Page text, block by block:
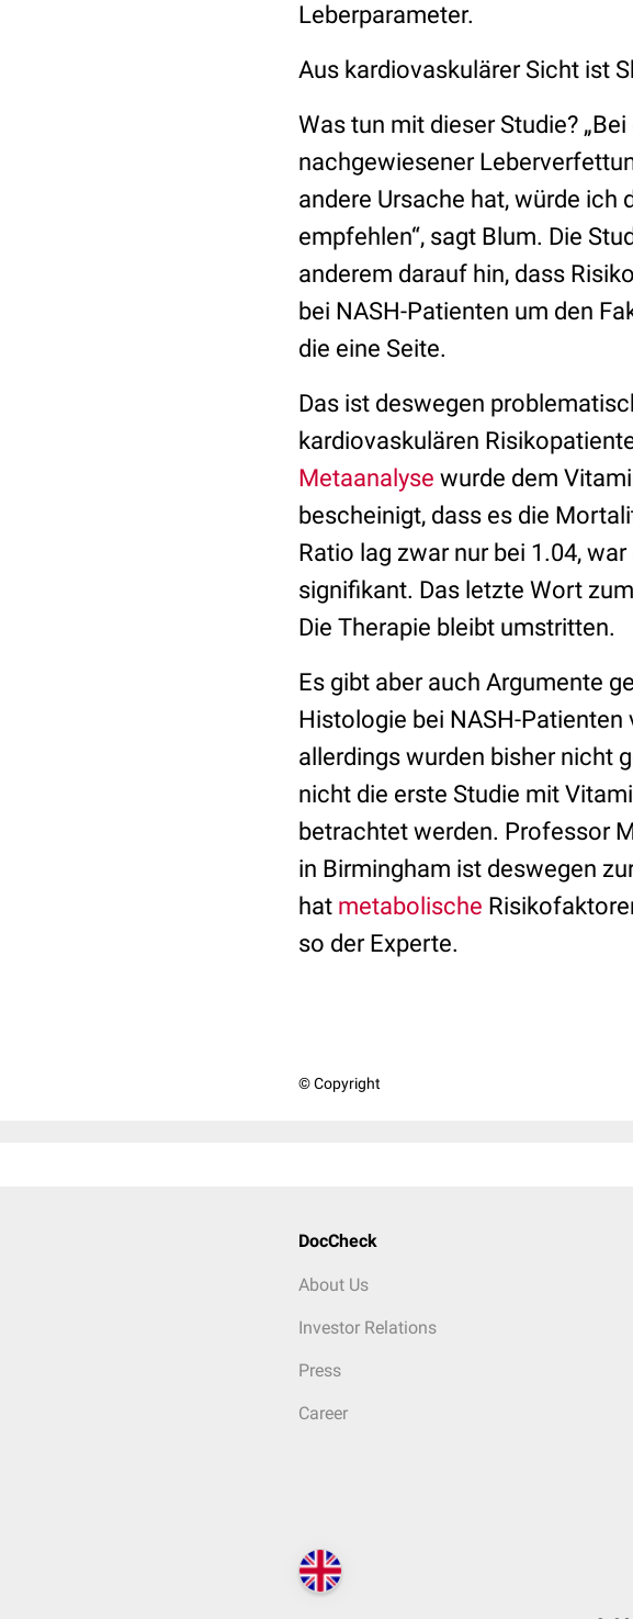
Leberparameter.
Aus kardiovaskulärer Sicht ist
Was tun mit dieser Studie?
nachgewiesener
andere Ursache hat, würde ich
empfehlen“, sagt Blum. Die
anderem darauf hin, dass
bei NASH-Patienten um den
die eine Seite.
Das ist deswegen
kardiovaskulären
Metaanalyse wurde dem
bescheinigt, dass es die
Ratio lag zwar nur bei 1.04,
signifikant. Das letzte Wort
Die Therapie bleibt umstritten.
Es gibt aber auch Argumente
Histologie bei NASH-
allerdings wurden bisher nicht
nicht die erste Studie mit
betrachtet werden. Professor
in Birmingham ist deswegen
hat metabolische
so der Experte.
© Copyright
DocCheck
About Us
Investor Relations
Press
Career